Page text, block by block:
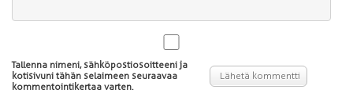
Tallenna nimeni, sähköpostiosoitteeni ja
kotisivuni tähän selaimeen seuraavaa
kommentointikertaa varten.